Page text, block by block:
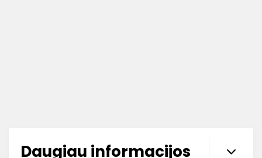
Daugiau informacijos